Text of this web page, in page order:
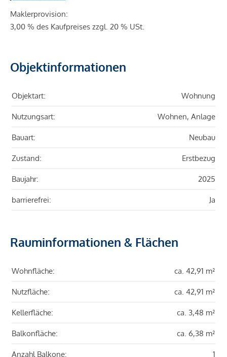
Maklerprovision:
3,00 % des Kaufpreises zzgl. 20 % USt.
Objektinformationen
Objektart: Wohnung
Nutzungsart: Wohnen, Anlage
Bauart: Neubau
Zustand: Erstbezug
Baujahr: 2025
barrierefrei: Ja
Rauminformationen & Flächen
Wohnfläche: ca. 42,91 m²
Nutzfläche: ca. 42,91 m²
Kellerfläche: ca. 3,48 m²
Balkonfläche: ca. 6,38 m²
Anzahl Balkone: 1